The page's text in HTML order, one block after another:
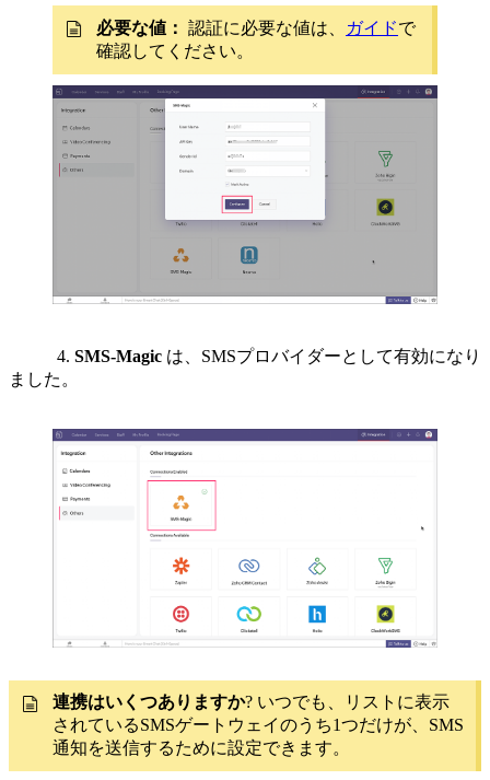
必要な値： 認証に必要な値は、 ガイドで
確認してください。
4. SMS-Magic は、SMSプロバイダーとして有効になり
ました。
連携はいくつありますか? いつでも、リストに表示
されているSMSゲートウェイのうち1つだけが、SMS
通知を送信するために設定できます。